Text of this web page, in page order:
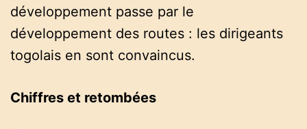
développement passe par le
développement des routes : les dirigeants
togolais en sont convaincus.
Chiffres et retombées